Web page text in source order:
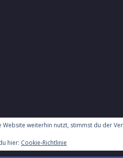
Proudly powered by
weiterhin nutzt, stimmst du der
hier: Cookie-Richtlinie